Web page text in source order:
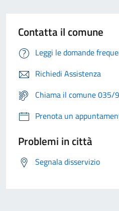
Contatta il comune
Leggi le domande
Richiedi Assistenza
Chiama il comune 035/
Prenota un
Problemi in città
Segnala disservizio